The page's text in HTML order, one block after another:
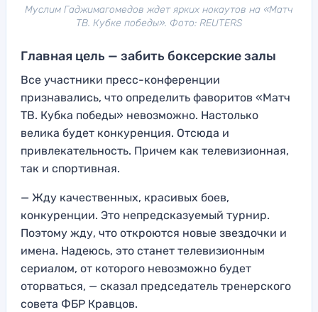
Муслим Гаджимагомедов ждет ярких нокаутов на «Матч
ТВ. Кубке победы». Фото: REUTERS
Главная цель — забить боксерские залы
Все участники пресс-конференции
признавались, что определить фаворитов «Матч
ТВ. Кубка победы» невозможно. Настолько
велика будет конкуренция. Отсюда и
привлекательность. Причем как телевизионная,
так и спортивная.
— Жду качественных, красивых боев,
конкуренции. Это непредсказуемый турнир.
Поэтому жду, что откроются новые звездочки и
имена. Надеюсь, это станет телевизионным
сериалом, от которого невозможно будет
оторваться, — сказал председатель тренерского
совета ФБР Кравцов.